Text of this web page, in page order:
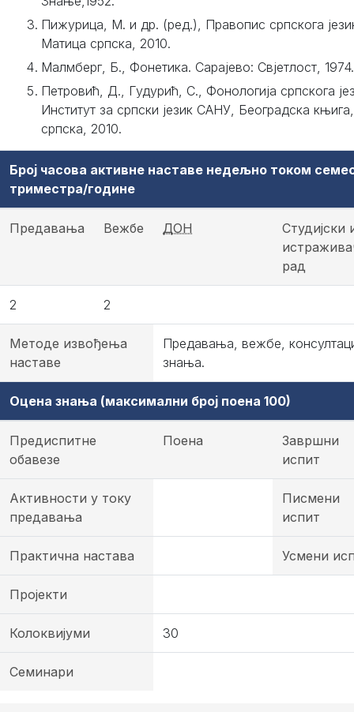
Пижурица, М. и др. (ред.), Правопис српскога
Матица српска, 2010.
Малмберг, Б., Фонетика. Сарајево: Свјетлост, 1974.
Петровић, Д., Гудурић, С., Фонологија српскога
Институт за српски језик САНУ, Београдска
српска, 2010.
Број часова активне наставе недељно током
триместра/године
Предавања Вежбе ДОН
Студијски
рад
2 2
Методе извођења
наставе
Предавања, вежбе,
знања.
Оцена знања (максимални број поена 100)
Предиспитне
обавезе
Поена
Завршни
испит
Активности у току
предавања
Писмени
испит
Практична настава Усмени
Пројекти
Колоквијуми 30
Семинари